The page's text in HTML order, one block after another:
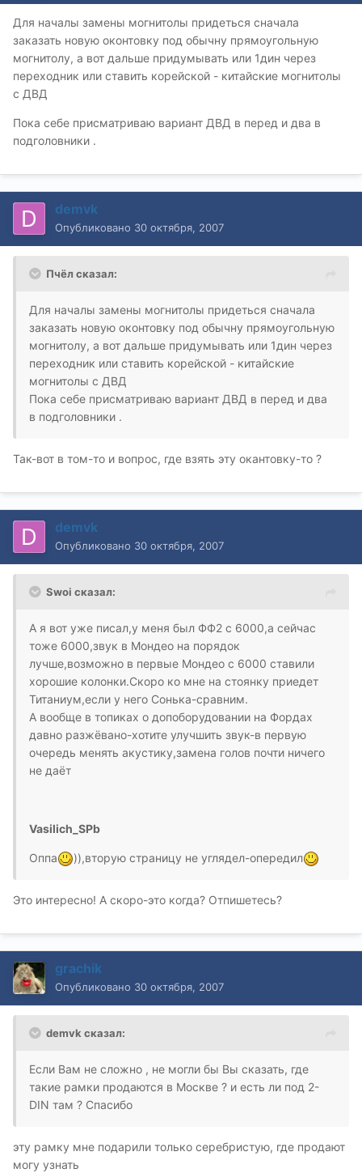
Для началы замены могнитолы придеться сначала
заказать новую оконтовку под обычну прямоугольную
могнитолу, а вот дальше придумывать или 1дин через
переходник или ставить корейской - китайские могнитолы
с ДВД
Пока себе присматриваю вариант ДВД в перед и два в
подголовники .
demvk
Опубликовано 30 октября, 2007
Пчёл сказал:
Для началы замены могнитолы придеться сначала
заказать новую оконтовку под обычну прямоугольную
могнитолу, а вот дальше придумывать или 1дин через
переходник или ставить корейской - китайские
могнитолы с ДВД
Пока себе присматриваю вариант ДВД в перед и два
в подголовники .
Так-вот в том-то и вопрос, где взять эту окантовку-то ?
demvk
Опубликовано 30 октября, 2007
Swoi сказал:
А я вот уже писал,у меня был ФФ2 с 6000,а сейчас
тоже 6000,звук в Мондео на порядок
лучше,возможно в первые Мондео с 6000 ставили
хорошие колонки.Скоро ко мне на стоянку приедет
Титаниум,если у него Сонька-сравним.
А вообще в топиках о допоборудовании на Фордах
давно разжёвано-хотите улучшить звук-в первую
очередь менять акустику,замена голов почти ничего
не даёт
Vasilich_SPb
Оппа )),вторую страницу не углядел-опередил
Это интересно! А скоро-это когда? Отпишетесь?
grachik
Опубликовано 30 октября, 2007
demvk сказал:
Если Вам не сложно , не могли бы Вы сказать, где
такие рамки продаются в Москве ? и есть ли под 2-
DIN там ? Спасибо
эту рамку мне подарили только серебристую, где продают
могу узнать